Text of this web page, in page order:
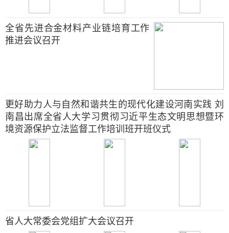
全省先进合金材料产业链培育工作
推进会议召开
更好助力人与自然和谐共生的现代化建设河南实践 刘
南昌出席全省人大学习贯彻习近平生态文明思想暨环
境资源保护立法监督工作培训班开班仪式
省人大常委会党组扩大会议召开